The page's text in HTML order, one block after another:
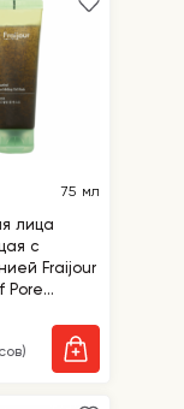
75 мл
лица
с
Fraijour
Pore